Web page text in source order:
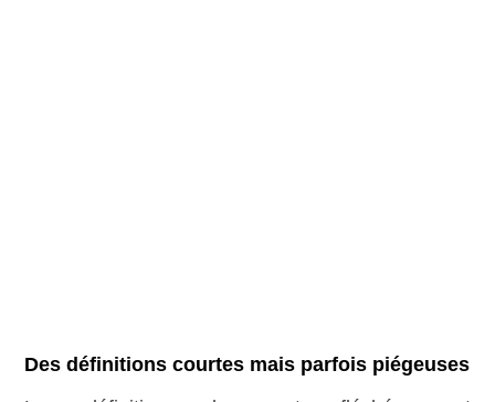
Des définitions courtes mais parfois piégeuses